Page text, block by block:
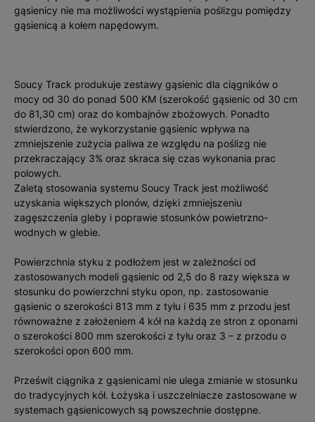
gąsienicy nie ma możliwości wystąpienia poślizgu pomiędzy
gąsienicą a kołem napędowym.
Soucy Track produkuje zestawy gąsienic dla ciągników o
mocy od 30 do ponad 500 KM (szerokość gąsienic od 30 cm
do 81,30 cm) oraz do kombajnów zbożowych. Ponadto
stwierdzono, że wykorzystanie gąsienic wpływa na
zmniejszenie zużycia paliwa ze względu na poślizg nie
przekraczający 3% oraz skraca się czas wykonania prac
polowych.
Zaletą stosowania systemu Soucy Track jest możliwość
uzyskania większych plonów, dzięki zmniejszeniu
zagęszczenia gleby i poprawie stosunków powietrzno-
wodnych w glebie.
Powierzchnia styku z podłożem jest w zależności od
zastosowanych modeli gąsienic od 2,5 do 8 razy większa w
stosunku do powierzchni styku opon, np. zastosowanie
gąsienic o szerokości 813 mm z tyłu i 635 mm z przodu jest
równoważne z założeniem 4 kół na każdą ze stron z oponami
o szerokości 800 mm szerokości z tyłu oraz 3 – z przodu o
szerokości opon 600 mm.
Prześwit ciągnika z gąsienicami nie ulega zmianie w stosunku
do tradycyjnych kół. Łożyska i uszczelniacze zastosowane w
systemach gąsienicowych są powszechnie dostępne.